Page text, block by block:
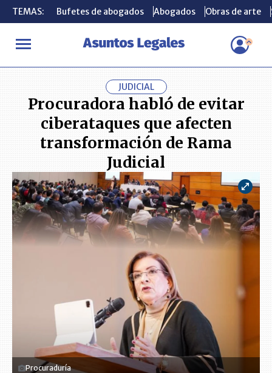
TEMAS: Bufetes de abogados Abogados Obras de arte
INICIO ACTUALIDAD Procuradora habló de evitar
TEMAS: Bufetes de abogados Abogados Obras de arte
JUDICIAL
Procuradora habló de evitar
ciberataques que afecten
transformación de Rama
Judicial
Procuraduría